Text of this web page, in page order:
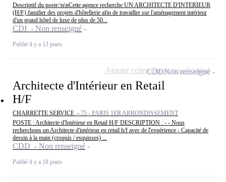
Descriptif du poste:\n\nCette agence recherche UN ARCHITECTE D'INTERIEUR
(H/F) familier des projets d'hôtellerie afin de travailler sur l'aménagement intérieur
d'un grand hôtel de luxe de plus de 50...
CDI - Non renseigné
Publié il y a 13 jours
Architecte d'Intérieur en Retail
H/F
CHARRETTE SERVICE - 75 - PARIS 1ER ARRONDISSEMENT
POSTE : Architecte d'Intérieur en Retail H/F DESCRIPTION : - - Nous
recherchons un Architecte d'intérieur en retail h/f avec de l'expérience - Capacité de
dessin à la main (croquis / esquisses) ...
CDD - Non renseigné
Publié il y a 18 jours
CDDNon renseigné
Ajouter cette offre à ma sélection